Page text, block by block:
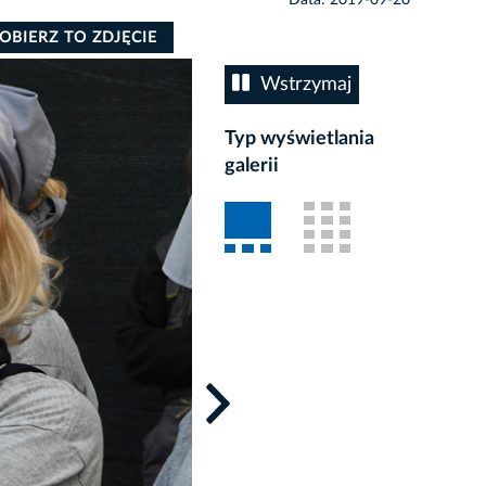
Wstrzymaj
Typ wyświetlania
galerii
TO ZDJĘCIE